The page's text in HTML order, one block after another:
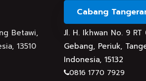
Betawi,
13510
Cabang
Jl. H. Ikhwan No. 9
Gebang, Periuk,
Indonesia, 15132
0816 1770 7929